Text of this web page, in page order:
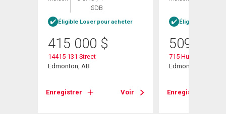
SDB
Éligible Louer pour acheter
415 000 $
14415 131 Street
Edmonton, AB
Enregistrer Voir
Éligible Louer
509 900
715 Hudson Place
Edmonton, AB
Enregistrer